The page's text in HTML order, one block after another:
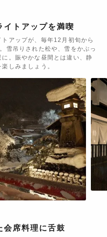
イトアップを満喫
アップが、毎年12月初旬から
雪吊りされた松や、雪をかぶっ
。賑やかな昼間とは違い、静
しみましょう。
会席料理に舌鼓